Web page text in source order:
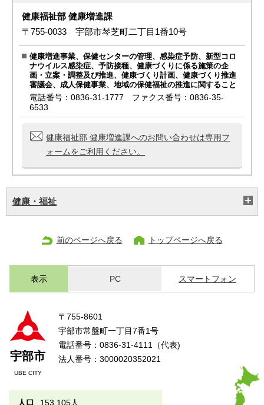
健康福祉部 健康増進課
〒755-0033 宇部市琴芝町二丁目1番10号
健康増進事業、保健センターの管理、感染症予防、新型コロ
ナウイルス感染症、予防接種、健康づくりに係る施策の企
画・立案・調整及び推進、健康づくり計画、健康づくり推進
審議会、成人保健事業、地域の保健福祉の推進に関すること
電話番号：0836-31-1777 ファクス番号：0836-35-
6533
健康福祉部 健康増進課へのお問い合わせは専用フ
ォームをご利用ください。
健康・福祉
前のページへ戻る トップページへ戻る
表示 PC スマートフォン
宇部市
UBE CITY
〒755-8601
宇部市常盤町一丁目7番1号
電話番号：0836-31-4111（代表)
法人番号：3000020352021
人口 153,105人